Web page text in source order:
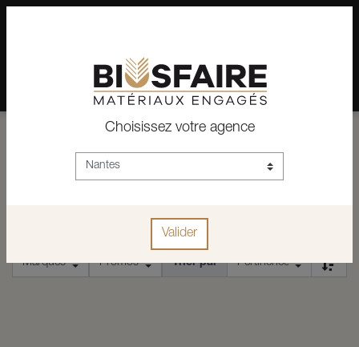
Depuis plus de 15 ans, conseil et vente de matériaux pour un
habitat pérenne.
Trier par
Choisissez votre agence
Valider